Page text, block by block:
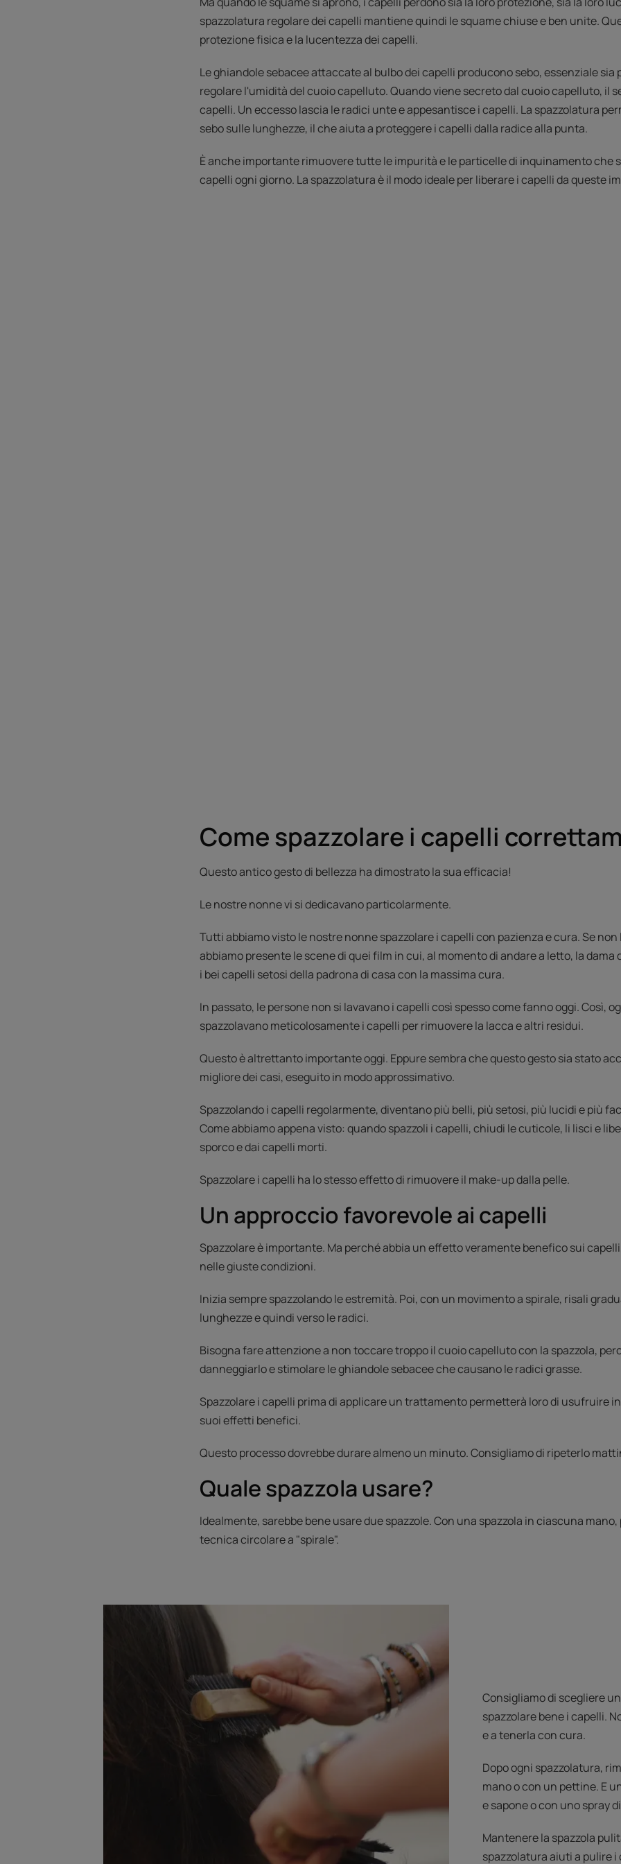
spazzolatura regolare dei capelli mantiene quindi le squame chiuse e ben unite.
protezione fisica e la lucentezza dei capelli.
Le ghiandole sebacee attaccate al bulbo dei capelli producono sebo, essenziale sia
regolare l'umidità del cuoio capelluto. Quando viene secreto dal cuoio capelluto, il
capelli. Un eccesso lascia le radici unte e appesantisce i capelli. La spazzolatura
sebo sulle lunghezze, il che aiuta a proteggere i capelli dalla radice alla punta.
È anche importante rimuovere tutte le impurità e le particelle di inquinamento che
capelli ogni giorno. La spazzolatura è il modo ideale per liberare i capelli da queste
Come spazzolare i capelli
Questo antico gesto di bellezza ha dimostrato la sua efficacia!
Le nostre nonne vi si dedicavano particolarmente.
Tutti abbiamo visto le nostre nonne spazzolare i capelli con pazienza e cura. Se
abbiamo presente le scene di quei film in cui, al momento di andare a letto, la dama
i bei capelli setosi della padrona di casa con la massima cura.
In passato, le persone non si lavavano i capelli così spesso come fanno oggi. Così,
spazzolavano meticolosamente i capelli per rimuovere la lacca e altri residui.
Questo è altrettanto importante oggi. Eppure sembra che questo gesto sia stato
migliore dei casi, eseguito in modo approssimativo.
Spazzolando i capelli regolarmente, diventano più belli, più setosi, più lucidi e più
Come abbiamo appena visto: quando spazzoli i capelli, chiudi le cuticole, li lisci e
sporco e dai capelli morti.
Spazzolare i capelli ha lo stesso effetto di rimuovere il make-up dalla pelle.
Un approccio favorevole ai capelli
Spazzolare è importante. Ma perché abbia un effetto veramente benefico sui
nelle giuste condizioni.
Inizia sempre spazzolando le estremità. Poi, con un movimento a spirale, risali
lunghezze e quindi verso le radici.
Bisogna fare attenzione a non toccare troppo il cuoio capelluto con la spazzola,
danneggiarlo e stimolare le ghiandole sebacee che causano le radici grasse.
Spazzolare i capelli prima di applicare un trattamento permetterà loro di usufruire
suoi effetti benefici.
Questo processo dovrebbe durare almeno un minuto. Consigliamo di ripeterlo
Quale spazzola usare?
Idealmente, sarebbe bene usare due spazzole. Con una spazzola in ciascuna
tecnica circolare a "spirale".
Consigliamo di scegliere
spazzolare bene i capelli.
e a tenerla con cura.
Dopo ogni spazzolatura,
mano o con un pettine. E
e sapone o con uno spray
Mantenere la spazzola
spazzolatura aiuti a pulire i